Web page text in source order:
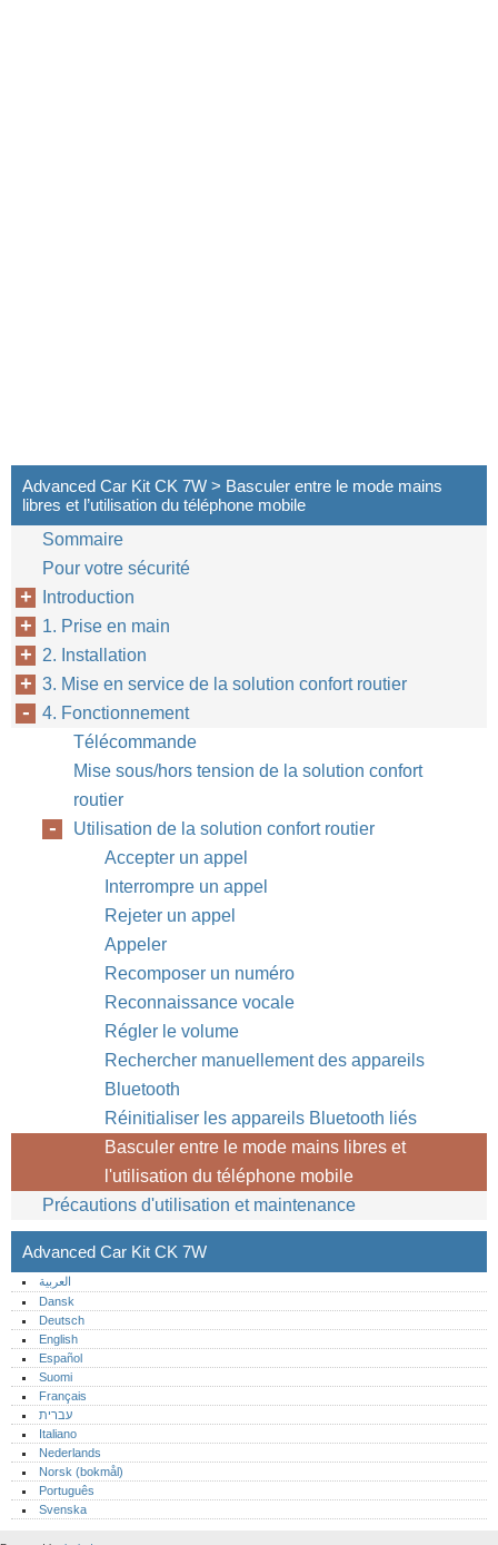
Advanced Car Kit CK 7W > Basculer entre le mode mains
libres et l’utilisation du téléphone mobile
Sommaire
Pour votre sécurité
Introduction
1. Prise en main
2. Installation
3. Mise en service de la solution confort routier
4. Fonctionnement
Télécommande
Mise sous/hors tension de la solution confort
routier
Utilisation de la solution confort routier
Accepter un appel
Interrompre un appel
Rejeter un appel
Appeler
Recomposer un numéro
Reconnaissance vocale
Régler le volume
Rechercher manuellement des appareils
Bluetooth
Réinitialiser les appareils Bluetooth liés
Basculer entre le mode mains libres et
l'utilisation du téléphone mobile
Précautions d'utilisation et maintenance
Advanced Car Kit CK 7W
العربية
Dansk
Deutsch
English
Español
Suomi
Français
עברית
Italiano
Nederlands
Norsk (bokmål)‎
Português‎
Svenska